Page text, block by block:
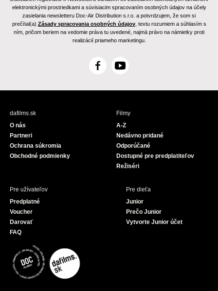
elektronickými prostriedkami a súvisiacim spracovaním osobných údajov na účely
zasielania newsletteru Doc-Air Distribution s.r.o. a potvrdzujem, že som si
prečítal(a) Zásady spracovania osobných údajov, textu rozumiem a súhlasím s
ním, pričom beriem na vedomie práva tu uvedené, najmä právo na námietky proti
realizácií priameho marketingu.
F
c
Y
u
e
dafilms.sk
O nás
Partneri
Ochrana súkromia
Obchodné podmienky
Filmy
A-Z
Nedávno pridané
Odporúčané
Dostupné pre predplatiteľov
Režiséri
Pre užívateľov
Predplatné
Voucher
Darovať
FAQ
Pre dieťa
Junior
Prečo Junior
Vytvorte Junior účet